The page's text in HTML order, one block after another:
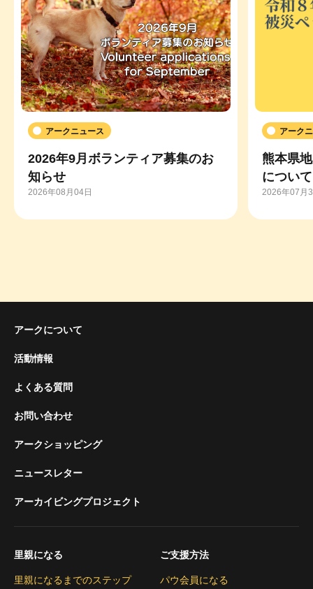
アークニュース
2026年9月ボランティア募集のお
知らせ
2026年08月04日
アーク
熊本県
について
2026年07月
アークについて
活動情報
よくある質問
お問い合わせ
アークショッピング
ニュースレター
アーカイビングプロジェクト
里親になる
里親になるまでのステップ
ご支援方法
パウ会員になる